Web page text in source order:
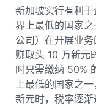
新加坡实行有利
界上最低的国家
公司）在开展业务
赚取头 10 万新元
时只需缴纳 50%
上最低的国家之
新元时，税率逐